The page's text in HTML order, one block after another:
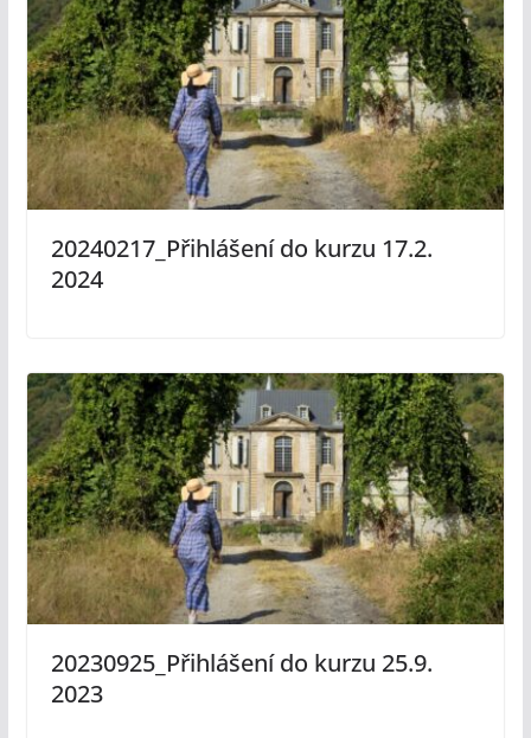
20240217_Přihlášení do kurzu 17.2.
2024
20230925_Přihlášení do kurzu 25.9.
2023